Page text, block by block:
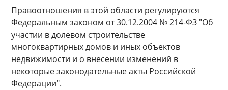
Правоотношения в этой области регулируются
Федеральным законом от 30.12.2004 № 214-ФЗ "Об
участии в долевом строительстве
многоквартирных домов и иных объектов
недвижимости и о внесении изменений в
некоторые законодательные акты Российской
Федерации".